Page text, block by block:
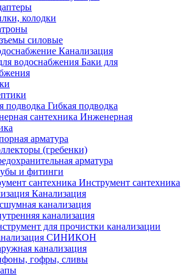
колодки
силовые
Канализация
Баки для
Гибкая подводка
Инженерная
арматура
(гребенки)
арматура
и фитинги
Инструмент сантехника
Канализация
канализация
канализация
для прочистки канализации
СИНИКОН
канализация
гофры, сливы